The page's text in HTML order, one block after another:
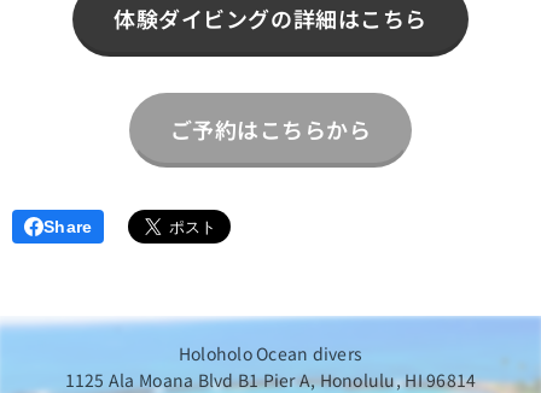
体験ダイビングの詳細はこちら
ご予約はこちらから
Share
Holoholo Ocean divers
1125 Ala Moana Blvd B1 Pier A, Honolulu, HI 96814